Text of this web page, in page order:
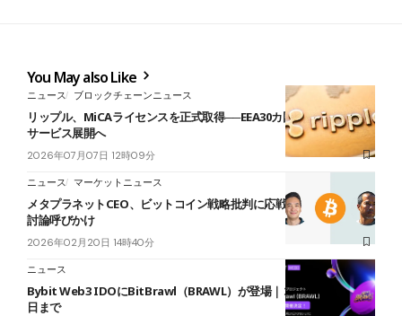
You May also Like
ニュース ブロックチェーンニュース
リップル、MiCAライセンスを正式取得──EEA30カ国で暗号資産決済
サービス展開へ
2026年07月07日 12時09分
ニュース マーケットニュース
メタプラネットCEO、ビットコイン戦略批判に応戦──田端氏が公開
討論呼びかけ
2026年02月20日 14時40分
ニュース
Bybit Web3 IDOにBitBrawl（BRAWL）が登場｜コミット期間は25
日まで